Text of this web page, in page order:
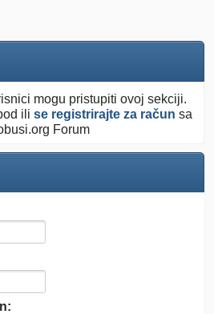
mogu pristupiti ovoj sekciji.
ili se registrirajte za račun sa
Forum